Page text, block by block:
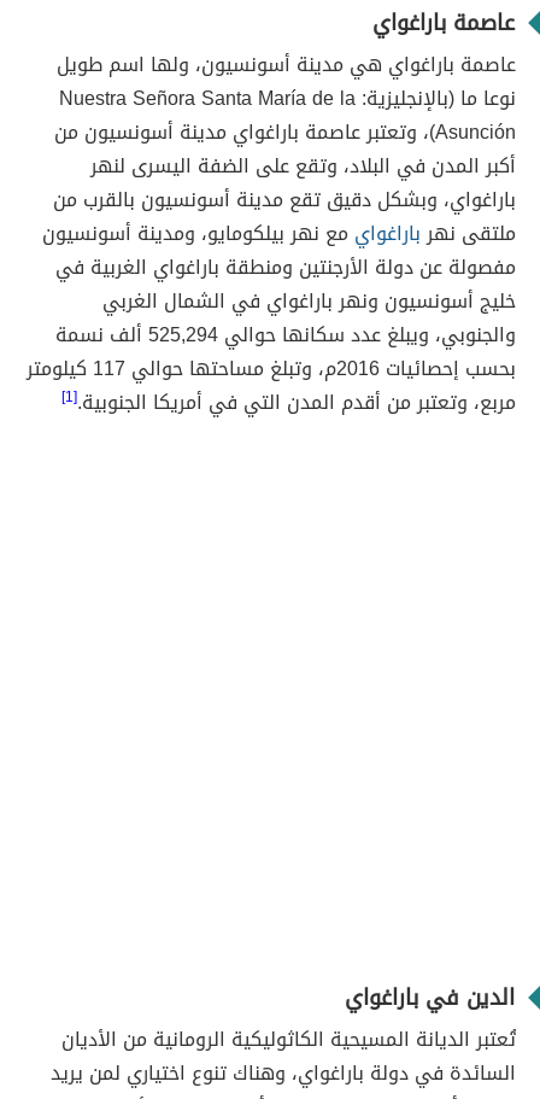
عاصمة باراغواي
عاصمة باراغواي هي مدينة أسونسيون، ولها اسم طويل
نوعا ما (بالإنجليزية: Nuestra Señora Santa María de la
Asunción)، وتعتبر عاصمة باراغواي مدينة أسونسيون من
أكبر المدن في البلاد، وتقع على الضفة اليسرى لنهر
باراغواي، وبشكل دقيق تقع مدينة أسونسيون بالقرب من
ملتقى نهرباراغواي مع نهر بيلكومايو، ومدينة أسونسيون
مفصولة عن دولة الأرجنتين ومنطقة باراغواي الغربية في
خليج أسونسيون ونهر باراغواي في الشمال الغربي
والجنوبي، ويبلغ عدد سكانها حوالي 525,294 ألف نسمة
بحسب إحصائيات 2016م، وتبلغ مساحتها حوالي 117 كيلومتر
مربع، وتعتبر من أقدم المدن التي في أمريكا الجنوبية.[1]
الدين في باراغواي
تُعتبر الديانة المسيحية الكاثوليكية الرومانية من الأديان
السائدة في دولة باراغواي، وهناك تنوع اختياري لمن يريد